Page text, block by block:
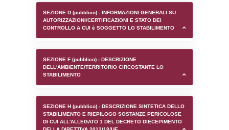
SEZIONE A1 (pubblico) - INFORMAZIONI
SEZIONE D (pubblico) - INFORMAZIONI
AUTORIZZAZIONI/CERTIFICAZIONI E
CONTROLLO A CUI è SOGGETTO LO